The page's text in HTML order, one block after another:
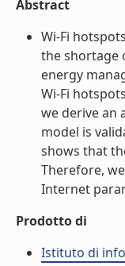
Abstract
Wi-Fi
the shortage
energy
Wi-Fi
we derive an
model is
shows that
Therefore,
Internet
Prodotto di
Istituto di